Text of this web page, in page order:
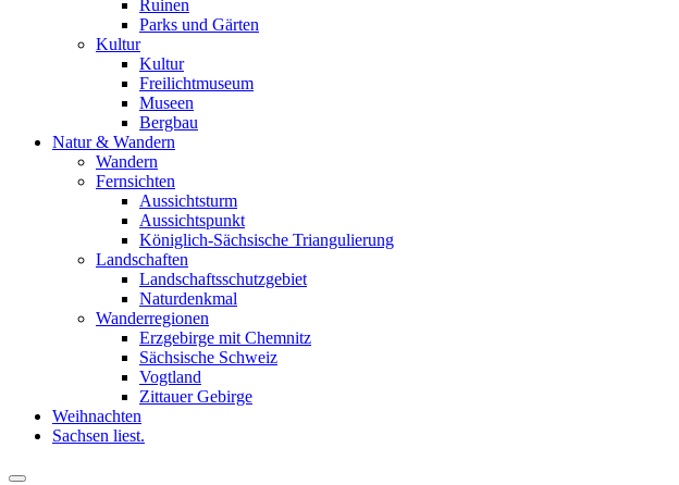
Ruinen
Parks und Gärten
Kultur
Kultur
Freilichtmuseum
Museen
Bergbau
Natur & Wandern
Wandern
Fernsichten
Aussichtsturm
Aussichtspunkt
Königlich-Sächsische Triangulierung
Landschaften
Landschaftsschutzgebiet
Naturdenkmal
Wanderregionen
Erzgebirge mit Chemnitz
Sächsische Schweiz
Vogtland
Zittauer Gebirge
Weihnachten
Sachsen liest.